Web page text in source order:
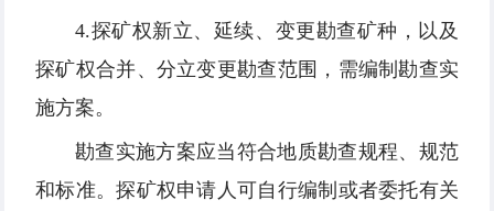
4.探矿权新立、延续、变更勘查矿种，以及
探矿权合并、分立变更勘查范围，需编制勘查实
施方案。
勘查实施方案应当符合地质勘查规程、规范
和标准。探矿权申请人可自行编制或者委托有关